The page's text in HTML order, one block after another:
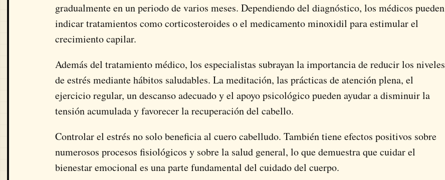
gradualmente en un periodo de varios meses. Dependiendo del diagnóstico, los médicos pueden
indicar tratamientos como corticosteroides o el medicamentominoxidil para estimular el
crecimiento capilar.
Además del tratamiento médico, los especialistas subrayan la importancia de reducir los niveles
de estrés mediante hábitos saludables. La meditación, las prácticas de atención plena, el
ejercicio regular, un descanso adecuado y el apoyo psicológico pueden ayudar a disminuir la
tensión acumulada y favorecer la recuperación del cabello.
Controlar el estrés no solo beneficia al cuero cabelludo. También tiene efectos positivos sobre
numerosos procesos fisiológicos y sobre la salud general, lo que demuestra que cuidar el
bienestar emocional es una parte fundamental del cuidado del cuerpo.